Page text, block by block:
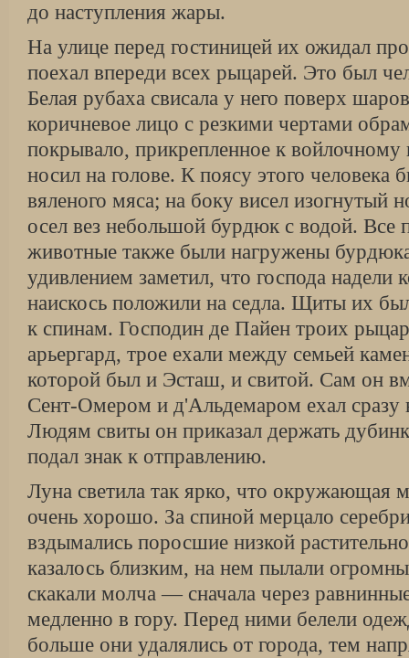
до наступления жары.
На улице перед гостиницей их ожидал
поехал впереди всех рыцарей. Это был
Белая рубаха свисала у него поверх
коричневое лицо с резкими чертами
покрывало, прикрепленное к войлочному
носил на голове. К поясу этого человека
вяленого мяса; на боку висел изогнутый
осел вез небольшой бурдюк с водой. Все
животные также были нагружены
удивлением заметил, что господа надели
наискось положили на седла. Щиты их
к спинам. Господин де Пайен троих
арьергард, трое ехали между семьей
которой был и Эсташ, и свитой. Сам он
Сент-Омером и д'Альдемаром ехал сразу
Людям свиты он приказал держать
подал знак к отправлению.
Луна светила так ярко, что окружающая
очень хорошо. За спиной мерцало
вздымались поросшие низкой
казалось близким, на нем пылали
скакали молча — сначала через
медленно в гору. Перед ними белели
больше они удалялись от города, тем